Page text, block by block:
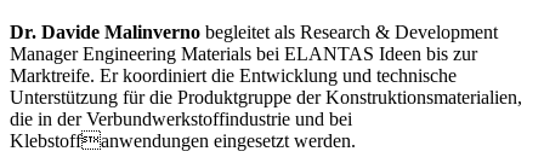
Dr. Davide Malinverno begleitet als Research & Development
Manager Engineering Materials bei ELANTAS Ideen bis zur
Marktreife. Er koordiniert die Entwicklung und technische
Unterstützung für die Produktgruppe der Konstruktionsmaterialien,
die in der Verbundwerkstoffindustrie und bei
Klebstoffanwendungen eingesetzt werden.